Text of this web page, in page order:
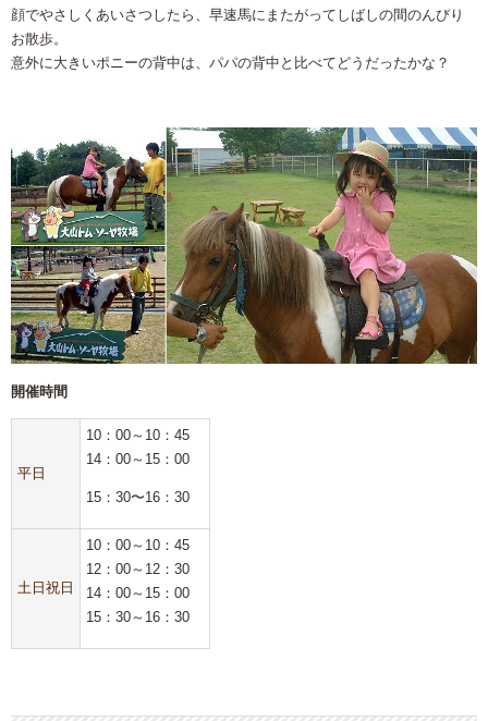
顔でやさしくあいさつしたら、早速馬にまたがってしばしの間のんびり
お散歩。
意外に大きいポニーの背中は、パパの背中と比べてどうだったかな？
開催時間
平日
10：00～10：45
14：00～15：00
15：30〜16：30
土日祝日
10：00～10：45
12：00～12：30
14：00～15：00
15：30～16：30